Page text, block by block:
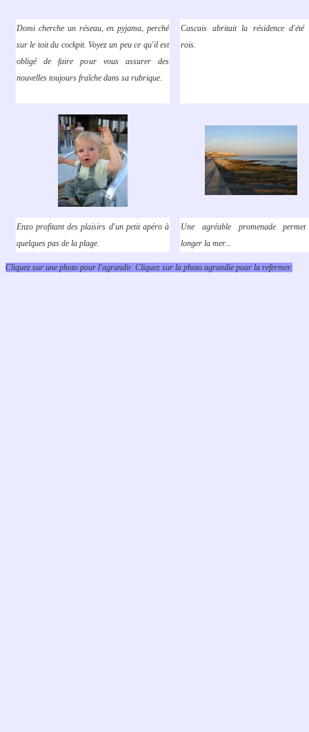
Domi cherche un réseau, en pyjama, perché
sur le toit du cockpit. Voyez un peu ce qu'il est
obligé de faire pour vous assurer des
nouvelles toujours fraîche dans sa rubrique.
Cascais abritait la résidence d'été
rois.
Enzo profitant des plaisirs d'un petit apéro à
quelques pas de la plage.
Une agréable promenade
longer la mer...
Cliquez sur une photo pour l'agrandir. Cliquez sur la photo agrandie pour la refermer.